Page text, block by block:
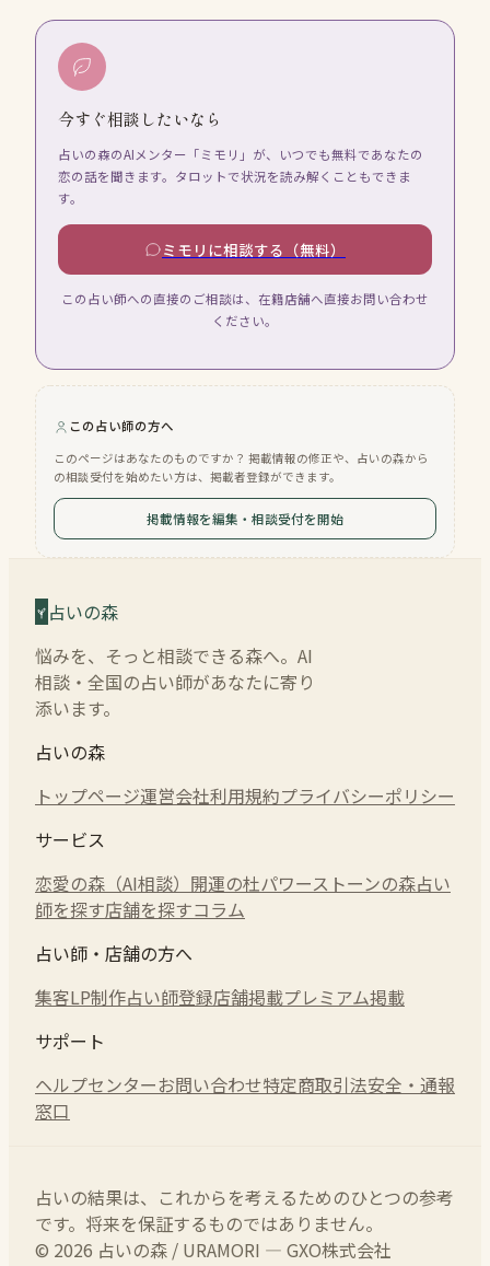
今すぐ相談したいなら
占いの森のAIメンター「ミモリ」が、いつでも無料であなたの
恋の話を聞きます。タロットで状況を読み解くこともできま
す。
ミモリに相談する（無料）
この占い師への直接のご相談は、在籍店舗へ直接お問い合わせ
ください。
この占い師の方へ
このページはあなたのものですか？ 掲載情報の修正や、占いの森から
の相談受付を始めたい方は、掲載者登録ができます。
掲載情報を編集・相談受付を開始
占いの森
悩みを、そっと相談できる森へ。AI
相談・全国の占い師があなたに寄り
添います。
占いの森
トップページ運営会社利用規約プライバシーポリシー
サービス
恋愛の森（AI相談） 開運の杜パワーストーンの森占い
師を探す店舗を探すコラム
占い師・店舗の方へ
集客LP制作占い師登録店舗掲載プレミアム掲載
サポート
ヘルプセンターお問い合わせ特定商取引法安全・通報
窓口
占いの結果は、これからを考えるためのひとつの参考
です。将来を保証するものではありません。
© 2026 占いの森 / URAMORI — GXO株式会社